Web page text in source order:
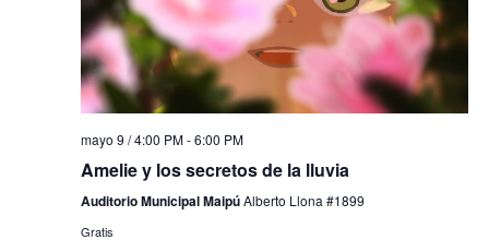
mayo 9 / 4:00 PM-6:00 PM
Amelie y los secretos de la lluvia
Auditorio Municipal MaipúAlberto Llona #1899
Gratis